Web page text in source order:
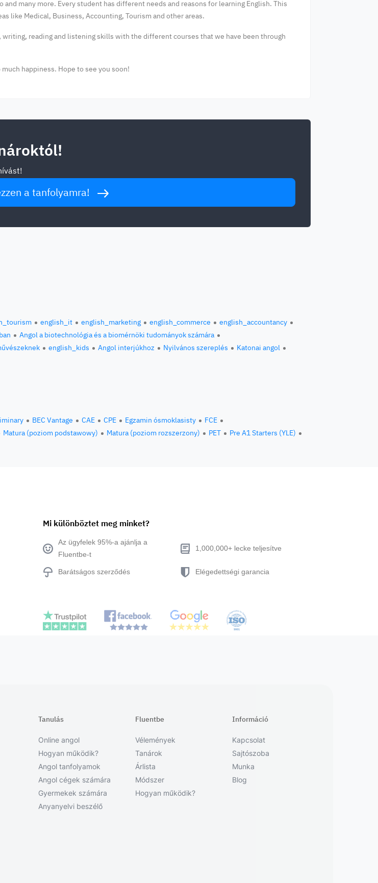
and many more. Every student has different needs and reasons for learning English. This
like Medical, Business, Accounting, Tourism and other areas.
reading and listening skills with the different courses that we have been through
happiness. Hope to see you soon!
a tanfolyamra!
english_it english_marketing english_commerce
english_accountancy
Angol a biotechnológia és a biomérnöki tudományok számára
english_kids Angol interjúkhoz Nyilvános szereplés
Katonai angol
BEC Vantage CAE CPE Egzamin ósmoklasisty
FCE
Matura (poziom podstawowy) Matura (poziom rozszerzony) PET
Pre A1 Starters (YLE)
Mi különböztet meg minket?
Az ügyfelek 95%-a ajánlja a
Fluentbe-t
1,000,000+ lecke teljesítve
Barátságos szerződés Elégedettségi garancia
Tanulás
Online angol
Hogyan működik?
Angol tanfolyamok
Angol cégek számára
Gyermekek számára
Anyanyelvi beszélő
Fluentbe
Vélemények
Tanárok
Árlista
Módszer
Hogyan működik?
Információ
Kapcsolat
Sajtószoba
Munka
Blog